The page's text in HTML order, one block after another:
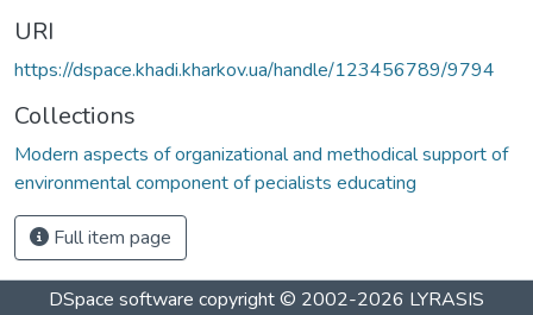
URI
https://dspace.khadi.kharkov.ua/handle/123456789/9794
Collections
Modern aspects of organizational and methodical support of
environmental component of pecialists educating
Full item page
DSpace software copyright © 2002-2026 LYRASIS